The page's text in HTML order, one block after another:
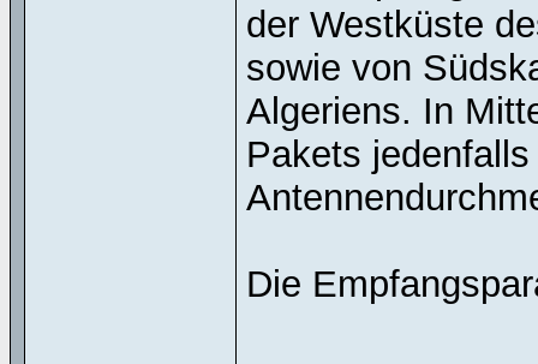
der Westküste
sowie von
Algeriens. In
Pakets
Die